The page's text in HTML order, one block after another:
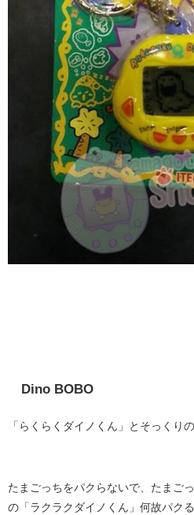
Dino BOBO
「らくらくダイノくん」とそっくりの
たまごっちをパクらないで、たまご
の「ラクラクダイノくん」何故パク